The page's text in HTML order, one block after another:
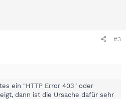
#3
ein "HTTP Error 403" oder
dann ist die Ursache dafür sehr